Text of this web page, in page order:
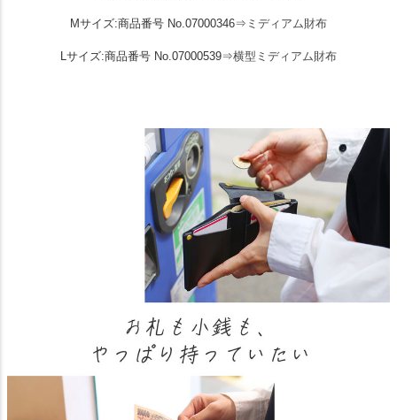
Mサイズ:商品番号 No.07000346⇒ ミディアム財布
Lサイズ:商品番号 No.07000539⇒横型ミディアム財布